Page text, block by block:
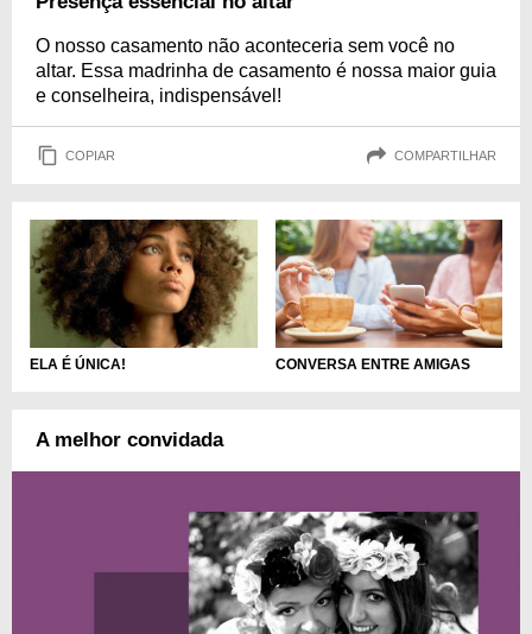
O nosso casamento não aconteceria sem você no
altar. Essa madrinha de casamento é nossa maior guia
e conselheira, indispensável!
COPIAR COMPARTILHAR
ELA É ÚNICA! CONVERSA ENTRE AMIGAS
A melhor convidada